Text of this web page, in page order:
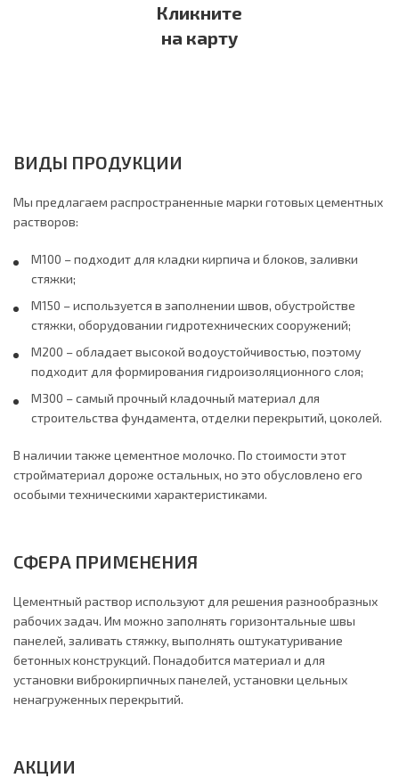
Кликните
на карту
ВИДЫ ПРОДУКЦИИ
Мы предлагаем распространенные марки готовых цементных
растворов:
М100 – подходит для кладки кирпича и блоков, заливки
стяжки;
М150 – используется в заполнении швов, обустройстве
стяжки, оборудовании гидротехнических сооружений;
М200 – обладает высокой водоустойчивостью, поэтому
подходит для формирования гидроизоляционного слоя;
М300 – самый прочный кладочный материал для
строительства фундамента, отделки перекрытий, цоколей.
В наличии также цементное молочко. По стоимости этот
стройматериал дороже остальных, но это обусловлено его
особыми техническими характеристиками.
СФЕРА ПРИМЕНЕНИЯ
Цементный раствор используют для решения разнообразных
рабочих задач. Им можно заполнять горизонтальные швы
панелей, заливать стяжку, выполнять оштукатуривание
бетонных конструкций. Понадобится материал и для
установки виброкирпичных панелей, установки цельных
ненагруженных перекрытий.
АКЦИИ